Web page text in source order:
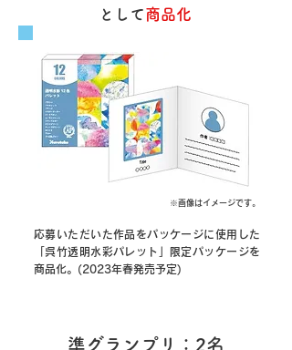
として商品化
※画像はイメージです。
応募いただいた作品をパッケージに使用した
「呉竹透明水彩パレット」限定パッケージを
商品化。(2023年春発売予定)
準グランプリ：2名